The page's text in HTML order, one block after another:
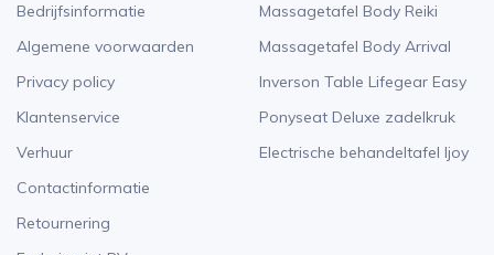
Bedrijfsinformatie
Algemene voorwaarden
Privacy policy
Klantenservice
Verhuur
Contactinformatie
Retournering
Massagetafel Body Reiki
Massagetafel Body Arrival
Inverson Table Lifegear Easy
Ponyseat Deluxe zadelkruk
Electrische behandeltafel Ijoy